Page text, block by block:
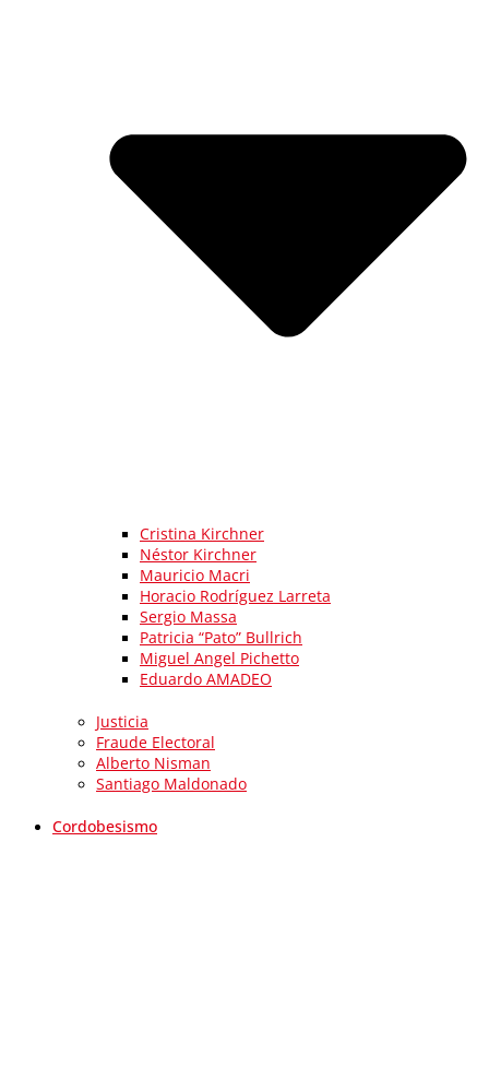
Cristina Kirchner
Néstor Kirchner
Mauricio Macri
Horacio Rodríguez Larreta
Sergio Massa
Patricia “Pato” Bullrich
Miguel Angel Pichetto
Eduardo AMADEO
Justicia
Fraude Electoral
Alberto Nisman
Santiago Maldonado
Cordobesismo